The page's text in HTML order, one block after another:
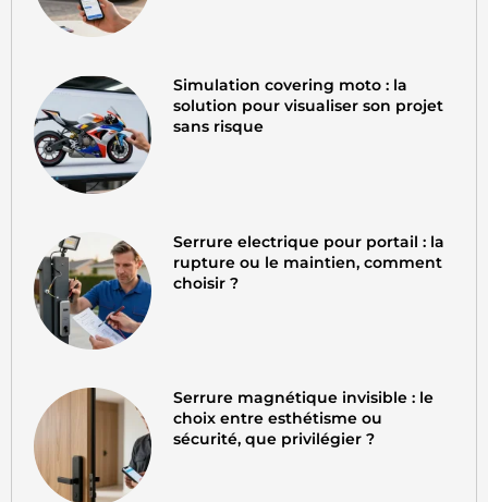
Simulation covering moto : la
solution pour visualiser son projet
sans risque
Serrure electrique pour portail : la
rupture ou le maintien, comment
choisir ?
Serrure magnétique invisible : le
choix entre esthétisme ou
sécurité, que privilégier ?